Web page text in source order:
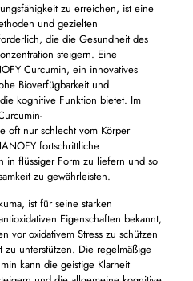
zu erreichen, ist eine
und gezielten
die die Gesundheit des
steigern. Eine
Curcumin, ein innovatives
Bioverfügbarkeit und
kognitive Funktion bietet. Im
oft nur schlecht vom Körper
fortschrittliche
in flüssiger Form zu liefern und so
zu gewährleisten.
ist für seine starken
Eigenschaften bekannt,
vor oxidativem Stress zu schützen
zu unterstützen. Die regelmäßige
kann die geistige Klarheit